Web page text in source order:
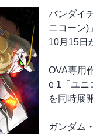
バンダイ
ニコーン)
10月15日
OVA専用
e 1「ユニ
を同時展
ガンダム